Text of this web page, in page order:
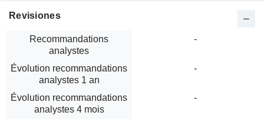
Revisiones
Recommandations
analystes
-
Évolution recommandations
analystes 1 an
-
Évolution recommandations
analystes 4 mois
-